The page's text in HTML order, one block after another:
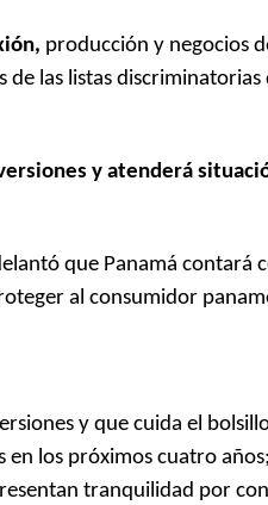
producción y negocios
las listas
y atenderá
que Panamá contará
al consumidor
y que cuida el
los próximos cuatro
tranquilidad por